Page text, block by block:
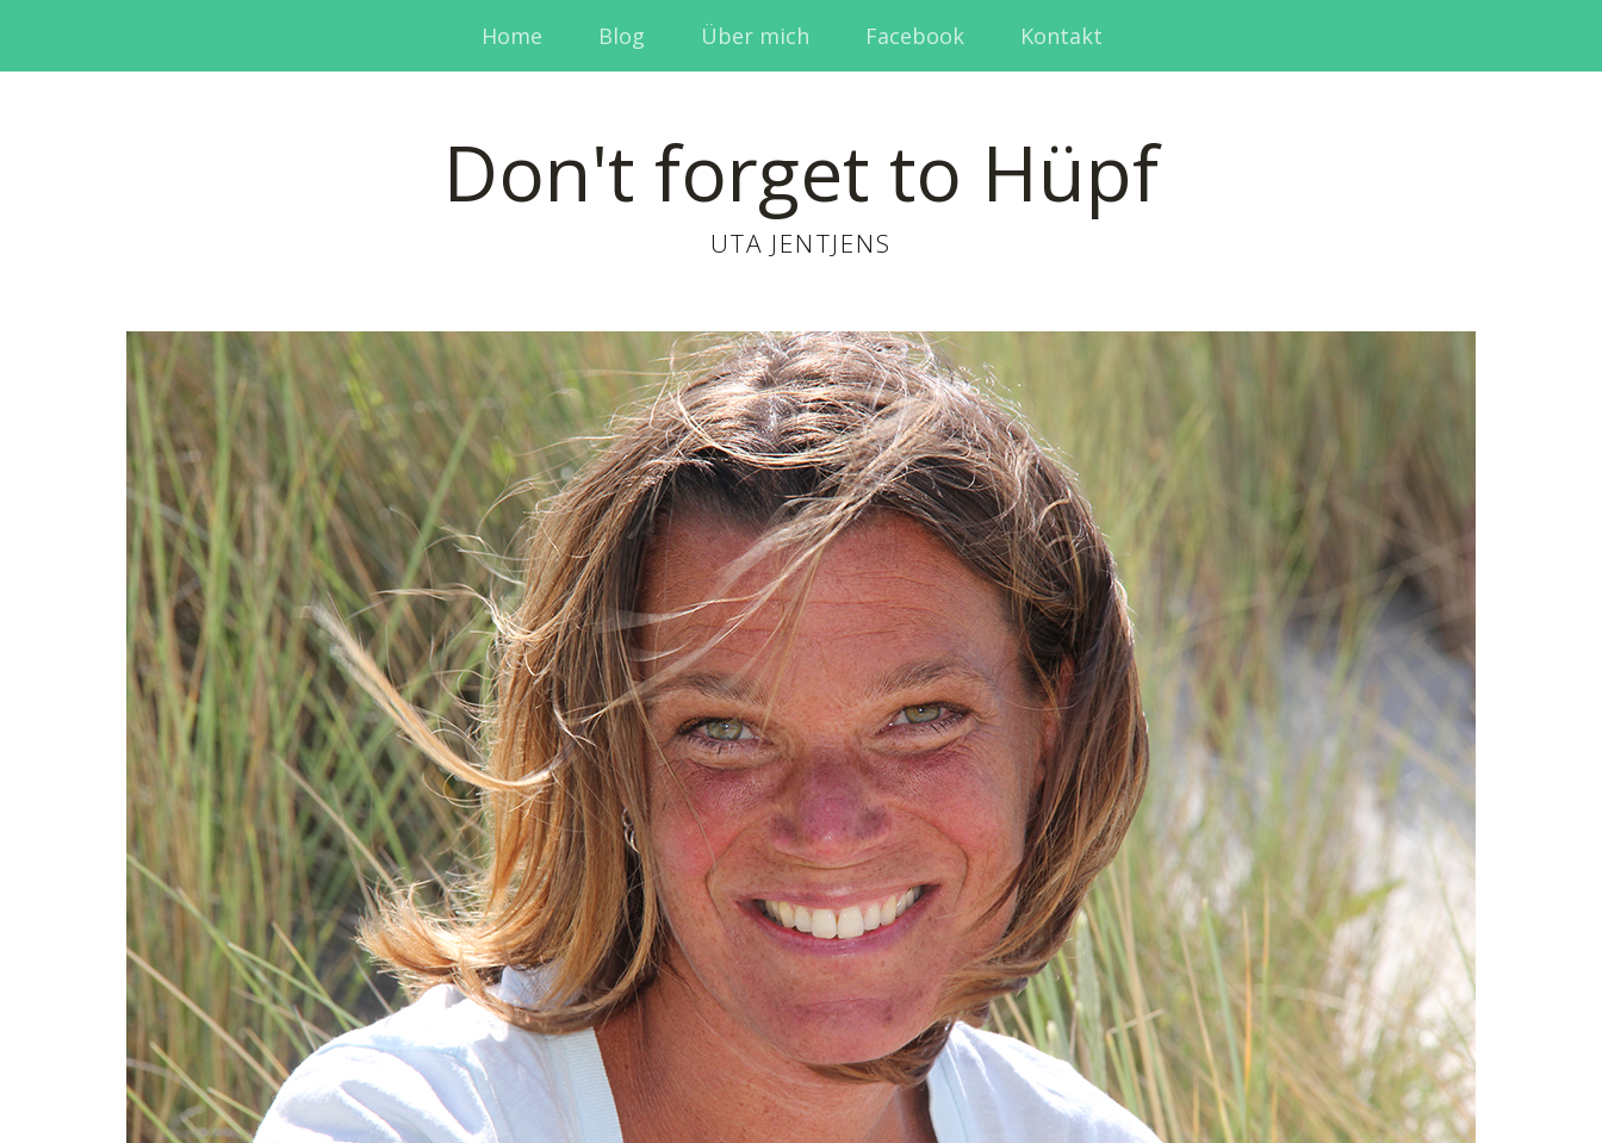
Home Blog Über mich Facebook Kontakt
Don't forget to Hüpf
UTA JENTJENS